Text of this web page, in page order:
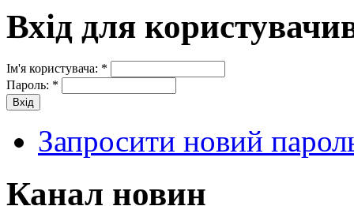
Вхід для
Ім'я користувача: *
Пароль: *
Запросити новий
Канал новин